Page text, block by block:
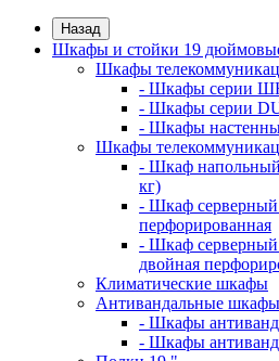
Назад
Шкафы и стойки 19
Шкафы
- Шкафы серии
- Шкафы серии
- Шкафы
Шкафы
- Шкаф
кг)
- Шкаф серверный
перфорированная
- Шкаф серверный
двойная
Климатические шкафы
Антивандальные шкафы
- Шкафы
- Шкафы